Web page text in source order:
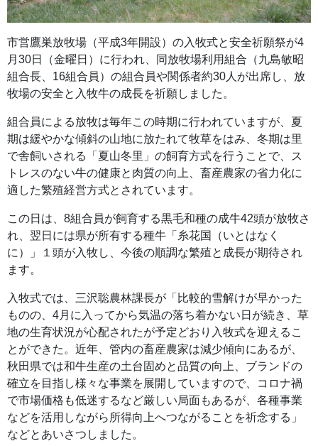
市営鷹巣放牧場（平成3年開設）の入牧式と安全祈願祭が4
月30日（金曜日）に行われ、同放牧場利用組合（九島敏昭
組合長、16組合員）の組合員や関係者約30人が出席し、放
牧場の安全と入牧牛の成長を祈願しました。
組合員による放牧は毎年この時期に行われていますが、夏
期は緩やかな傾斜の山地に放たれて牧草をはみ、冬期は里
で舎飼いされる「夏山冬里」の飼育方式を行うことで、ス
トレスのない牛の健康と肉質の向上、畜産農家の省力化に
適した繁殖経営方式とされています。
この日は、8組合員が飼育する黒毛和種の成牛42頭が放牧さ
れ、翌日には県が所有する種牛「糸花国（いとはなく
に）」１頭が入牧し、今後の順調な繁殖と成長が期待され
ます。
入牧式では、三沢聡農林課長が「比較的雪解けが早かった
ものの、4月に入ってから気温の落ち着かない日が続き、草
地の生育状況が心配されたが予定どおり入牧式を迎えるこ
とができた。近年、管内の畜産農家は減少傾向にあるが、
秋田県では和牛生産の土台固めと品質の向上、ブランドの
確立を目指し様々な事業を展開していますので、コロナ禍
で市場価格も低迷するなど厳しい局面もあるが、各種事業
などを活用しながら所得向上へつながることを祈念する」
などとあいさつしました。